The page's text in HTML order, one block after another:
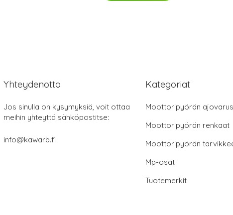
Yhteydenotto
Jos sinulla on kysymyksiä, voit ottaa
meihin yhteyttä sähköpostitse:
info@kawarb.fi
Kategoriat
Moottoripyörän
Moottoripyörän renkaat
Moottoripyörän
Mp-osat
Tuotemerkit